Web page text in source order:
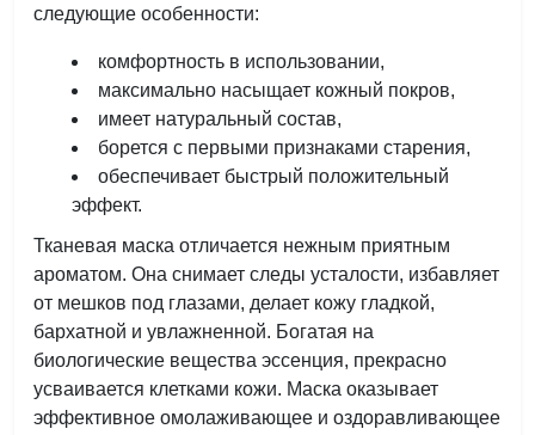
следующие особенности:
комфортность в использовании,
максимально насыщает кожный покров,
имеет натуральный состав,
борется с первыми признаками старения,
обеспечивает быстрый положительный
эффект.
Тканевая маска отличается нежным приятным
ароматом. Она снимает следы усталости, избавляет
от мешков под глазами, делает кожу гладкой,
бархатной и увлажненной. Богатая на
биологические вещества эссенция, прекрасно
усваивается клетками кожи. Маска оказывает
эффективное омолаживающее и оздоравливающее